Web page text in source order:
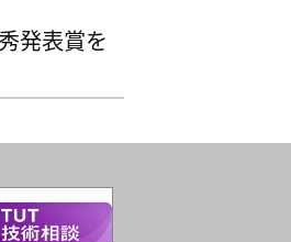
発表賞を